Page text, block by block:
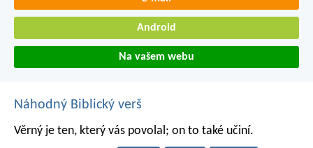
Android
Na vašem webu
Náhodný Biblický verš
Věrný je ten, který vás povolal; on to také učiní.